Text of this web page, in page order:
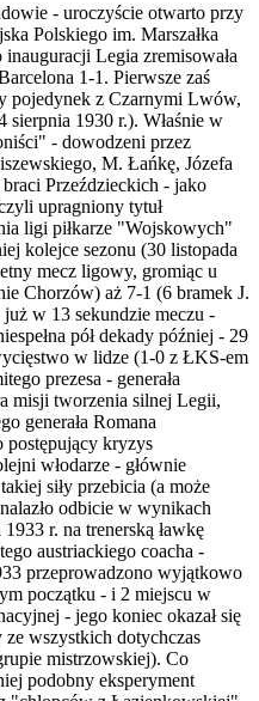
- uroczyście otwarto przy
Polskiego im. Marszałka
inauguracji Legia zremisowała
1-1. Pierwsze zaś
pojedynek z Czarnymi Lwów,
sierpnia 1930 r.). Właśnie w
- dowodzeni przez
M. Łańkę, Józefa
Przeździeckich - jako
upragniony tytuł
ligi piłkarze "Wojskowych"
kolejce sezonu (30 listopada
mecz ligowy, gromiąc u
Chorzów) aż 7-1 (6 bramek J.
w 13 sekundzie meczu -
pół dekady później - 29
w lidze (1-0 z ŁKS-em
prezesa - generała
misji tworzenia silnej Legii,
generała Romana
postępujący kryzys
włodarze - głównie
siły przebicia (a może
odbicie w wynikach
r. na trenerską ławkę
austriackiego coacha -
przeprowadzono wyjątkowo
początku - i 2 miejscu w
- jego koniec okazał się
wszystkich dotychczas
mistrzowskiej). Co
podobny eksperyment